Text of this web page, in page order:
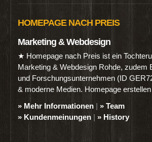
HOMEPAGE NACH PREIS
Marketing & Webdesign
★ Homepage nach Preis ist ein
Marketing & Webdesign Rohde, zudem
und Forschungsunternehmen (ID
& moderne Medien. Homepage
» Mehr Informationen | » Team
» Kundenmeinungen | » History